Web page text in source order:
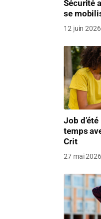
Sécurité
se
12 juin 2026
Job
temps
Crit
27 mai 2026